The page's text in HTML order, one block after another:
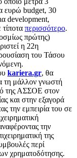
ευρώ budget, 30
development,
περισσότερο.
πρώτης)
η 22η
του Τάσου
kariera.gr, θα
τη μάλλον γνωστή
της ΑΣΣΟΕ στον
και στην εξαγορά
την εμπειρία του σε
την
της
περί
χρηματοδότησης.